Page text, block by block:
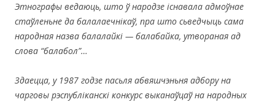
Этнографы ведаюць, што ў народзе існавала адмоўнае
стаўленьне да балалаечнікаў, пра што сьведчыць сама
народная назва балалайкі — балабайка, утвораная ад
слова “балабол”…
Здаецца, у 1987 годзе пасьля абвяшчэньня адбору на
чарговы рэспубліканскі конкурс выканаўцаў на народных